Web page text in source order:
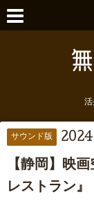
活
サウンド版
【静岡】映
レストラン』